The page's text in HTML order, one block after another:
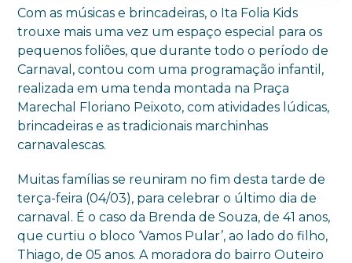
Com as músicas e brincadeiras, o Ita Folia Kids
trouxe mais uma vez um espaço especial para os
pequenos foliões, que durante todo o período de
Carnaval, contou com uma programação infantil,
realizada em uma tenda montada na Praça
Marechal Floriano Peixoto, com atividades lúdicas,
brincadeiras e as tradicionais marchinhas
carnavalescas.
Muitas famílias se reuniram no fim desta tarde de
terça-feira (04/03), para celebrar o último dia de
carnaval. É o caso da Brenda de Souza, de 41 anos,
que curtiu o bloco ‘Vamos Pular’, ao lado do filho,
Thiago, de 05 anos. A moradora do bairro Outeiro